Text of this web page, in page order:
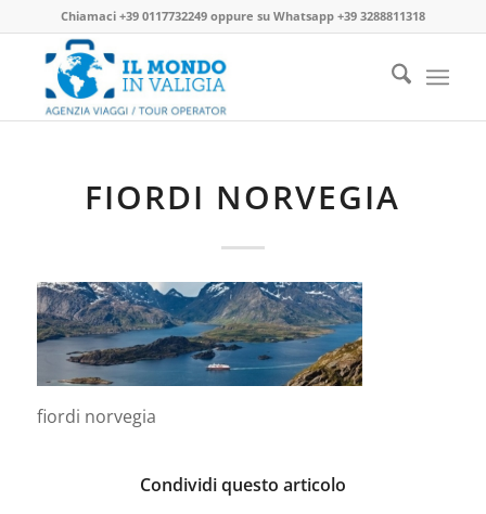
Chiamaci +39 0117732249oppure su Whatsapp +39 3288811318
FIORDI NORVEGIA
fiordi norvegia
Condividi questo articolo